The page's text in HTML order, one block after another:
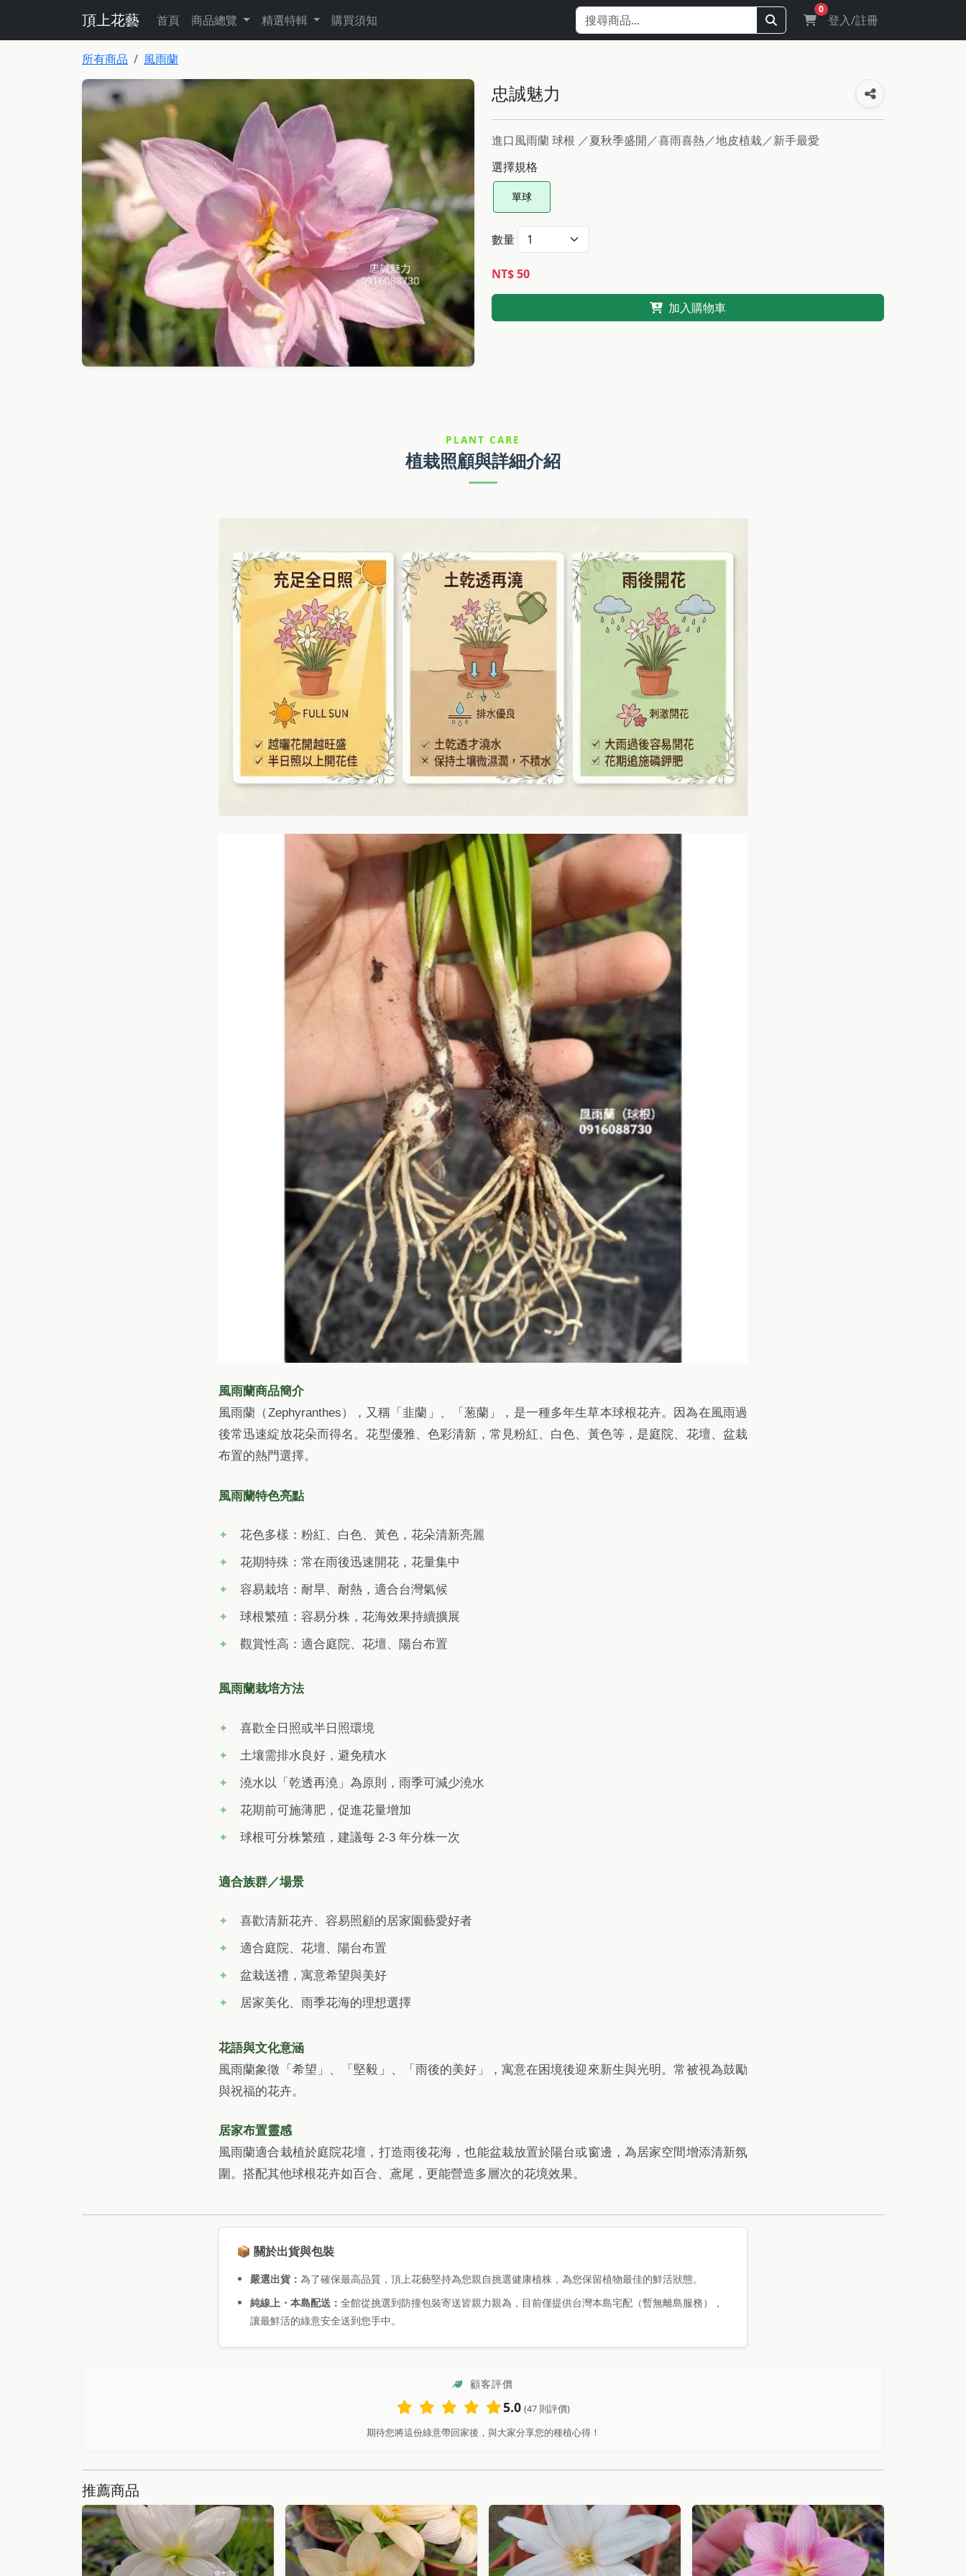
頂上花藝 首頁 商品總覽 精選特輯 購買須知
0
登入/註冊
所有商品 風雨蘭
忠誠魅力
進口風雨蘭 球根 ／夏秋季盛開／喜雨喜熱／地皮植栽／新手最愛
選擇規格
單球
數量
NT$ 50
加入購物車
PLANT CARE
植栽照顧與詳細介紹
風雨蘭商品簡介
風雨蘭（Zephyranthes），又稱「韭蘭」、「葱蘭」，是一種多年生草本球根花卉。因為在風雨過
後常迅速綻放花朵而得名。花型優雅、色彩清新，常見粉紅、白色、黃色等，是庭院、花壇、盆栽
布置的熱門選擇。
風雨蘭特色亮點
花色多樣：粉紅、白色、黃色，花朵清新亮麗
花期特殊：常在雨後迅速開花，花量集中
容易栽培：耐旱、耐熱，適合台灣氣候
球根繁殖：容易分株，花海效果持續擴展
觀賞性高：適合庭院、花壇、陽台布置
風雨蘭栽培方法
喜歡全日照或半日照環境
土壤需排水良好，避免積水
澆水以「乾透再澆」為原則，雨季可減少澆水
花期前可施薄肥，促進花量增加
球根可分株繁殖，建議每 2-3 年分株一次
適合族群／場景
喜歡清新花卉、容易照顧的居家園藝愛好者
適合庭院、花壇、陽台布置
盆栽送禮，寓意希望與美好
居家美化、雨季花海的理想選擇
花語與文化意涵
風雨蘭象徵「希望」、「堅毅」、「雨後的美好」，寓意在困境後迎來新生與光明。常被視為鼓勵
與祝福的花卉。
居家布置靈感
風雨蘭適合栽植於庭院花壇，打造雨後花海，也能盆栽放置於陽台或窗邊，為居家空間增添清新氛
圍。搭配其他球根花卉如百合、鳶尾，更能營造多層次的花境效果。
📦 關於出貨與包裝
嚴選出貨：為了確保最高品質，頂上花藝堅持為您親自挑選健康植株，為您保留植物最佳的鮮活狀態。
純線上・本島配送：全館從挑選到防撞包裝寄送皆親力親為，目前僅提供台灣本島宅配（暫無離島服務），
讓最鮮活的綠意安全送到您手中。
顧客評價
5.0 (47 則評價)
期待您將這份綠意帶回家後，與大家分享您的種植心得！
推薦商品